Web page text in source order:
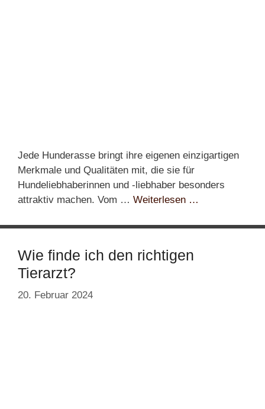
Jede Hunderasse bringt ihre eigenen einzigartigen
Merkmale und Qualitäten mit, die sie für
Hundeliebhaberinnen und -liebhaber besonders
attraktiv machen. Vom … Weiterlesen …
Wie finde ich den richtigen
Tierarzt?
20. Februar 2024